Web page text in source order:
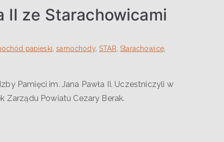
II ze Starachowicami
papieski ,samochody,STAR ,Starachowice,
Pamięci im. Jana Pawła II. Uczestniczyli w
Zarządu Powiatu Cezary Berak.